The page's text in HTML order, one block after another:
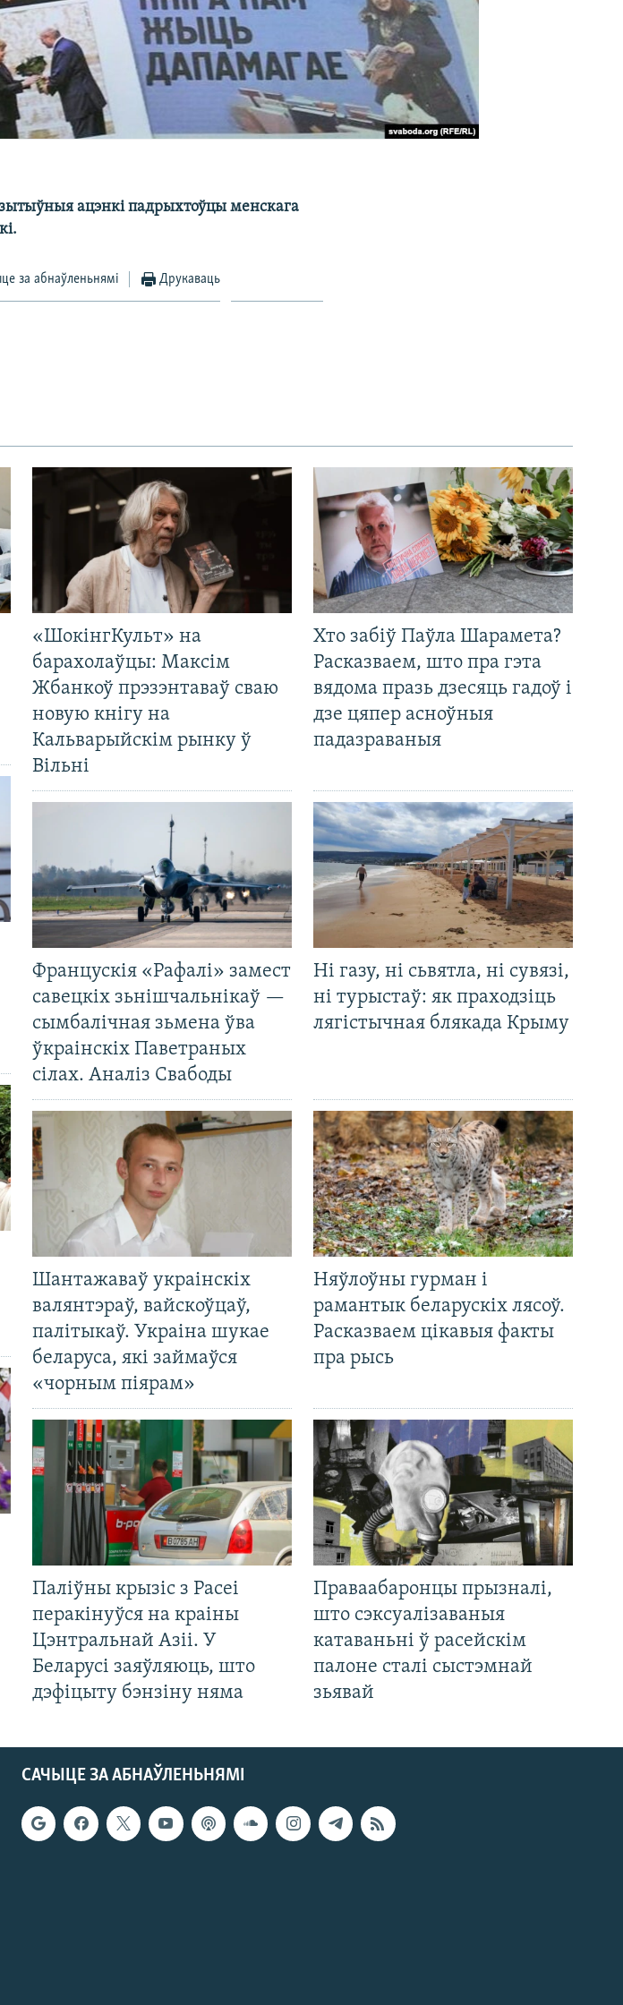
ацэнкі падрыхтоўцы менскага
за абнаўленьнямі Друкаваць
«ШокінгКульт» на
барахолаўцы: Максім
Жбанкоў прэзэнтаваў сваю
новую кнігу на
Кальварыйскім рынку ў
Вільні
Хто забіў Паўла Шарамета?
Расказваем, што пра гэта
вядома празь дзесяць гадоў і
дзе цяпер асноўныя
падазраваныя
Францускія «Рафалі» замест
савецкіх зьнішчальнікаў —
сымбалічная зьмена ўва
ўкраінскіх Паветраных
сілах. Аналіз Свабоды
Ні газу, ні сьвятла, ні сувязі,
ні турыстаў: як праходзіць
лягістычная блякада Крыму
Шантажаваў украінскіх
валянтэраў, вайскоўцаў,
палітыкаў. Украіна шукае
беларуса, які займаўся
«чорным піярам»
Няўлоўны гурман і
рамантык беларускіх лясоў.
Расказваем цікавыя факты
пра рысь
Паліўны крызіс з Расеі
перакінуўся на краіны
Цэнтральнай Азіі. У
Беларусі заяўляюць, што
дэфіцыту бэнзіну няма
Праваабаронцы прызналі,
што сэксуалізаваныя
катаваньні ў расейскім
палоне сталі сыстэмнай
зьявай
САЧЫЦЕ ЗА АБНАЎЛЕНЬНЯМІ